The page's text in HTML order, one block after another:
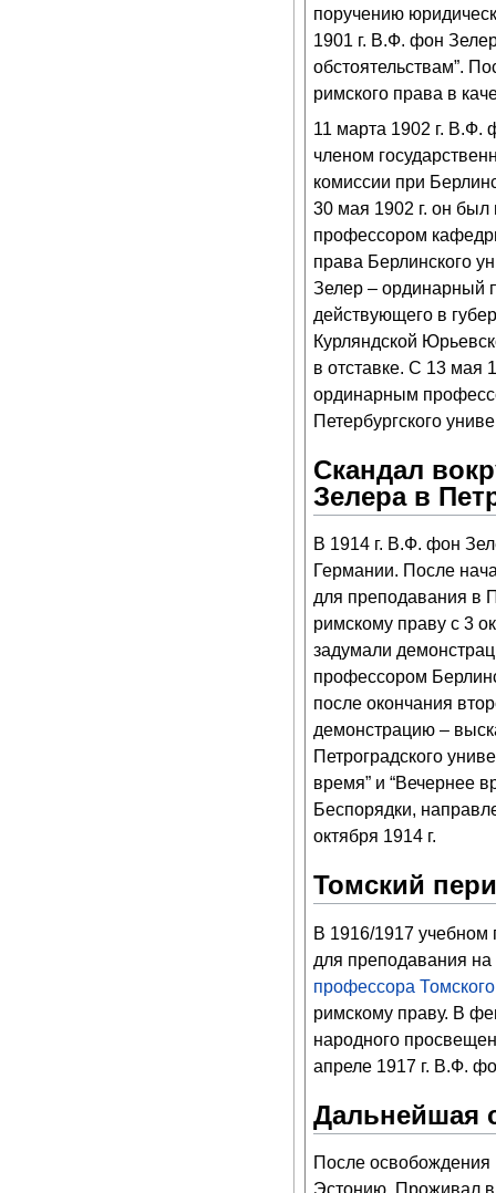
поручению
1901 г. В.Ф. фон
обстоятельствам”.
римского права в
11 марта 1902 г. В.Ф.
членом
комиссии при
30 мая 1902 г. он был
профессором
права Берлинского
Зелер – ординарный
действующего в
Курляндской
в отставке. С 13 мая
ординарным
Петербургского
Скандал
Зелера в
В 1914 г. В.Ф. фон
Германии. После
для преподавания в
римскому праву с 3
задумали
профессором
после окончания
демонстрацию –
Петроградского
время” и “Вечернее
Беспорядки,
октября 1914 г.
Томский
В 1916/1917
для преподавания
профессора
римскому праву. В
народного
апреле 1917 г. В.Ф.
Дальнейшая
После